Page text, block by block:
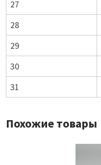
27
28
29
30
31
Похожие товары